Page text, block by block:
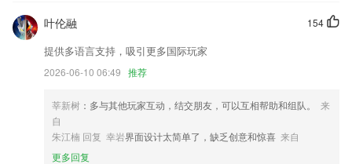
优化科学计算器再计算问题
增加账号迁移功能
支持320kbps的mp3导出；
添加单点登录，接口添加token验证
修改麦克维尔空调控制BUG
可测网络延迟IP地址wifi蹭网检测等功能
154
叶伦融
提供多语言支持，吸引更多国际玩家
2026-06-10 06:49 推荐
莘新树 ：多与其他玩家互动，结交朋友，可以互相帮助和组队。
来
自
朱江楠 回复 幸岩界面设计太简单了，缺乏创意和惊喜 来自
更多回复